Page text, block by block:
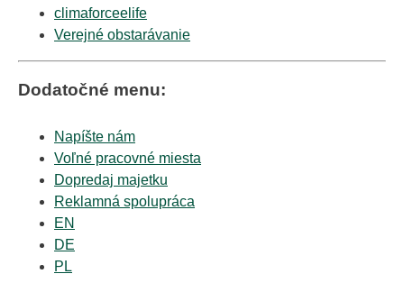
climaforceelife
Verejné obstarávanie
Dodatočné menu:
Napíšte nám
Voľné pracovné miesta
Dopredaj majetku
Reklamná spolupráca
EN
DE
PL